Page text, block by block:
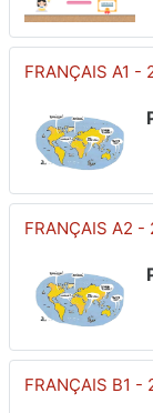
FRANÇAIS A1 -
FRANÇAIS A2
FRANÇAIS B1 -